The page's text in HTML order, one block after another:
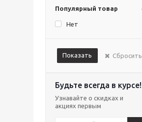
Популярный товар
Нет
Показать Сбросить
Будьте всегда в курсе!
Узнавайте о скидках и
акциях первым